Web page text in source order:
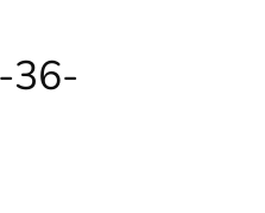
36-